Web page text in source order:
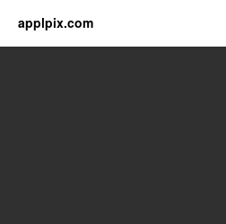
applpix.com